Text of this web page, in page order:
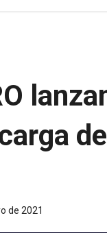
de 2021